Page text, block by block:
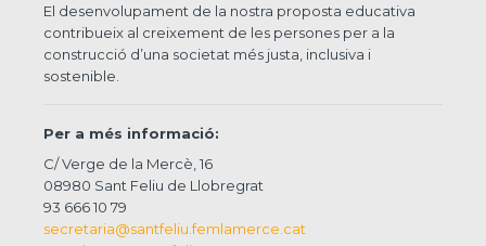
El desenvolupament de la nostra proposta educativa
contribueix al creixement de les persones per a la
construcció d’una societat més justa, inclusiva i
sostenible.
Per a més informació:
C/ Verge de la Mercè, 16
08980 Sant Feliu de Llobregrat
93 666 10 79
secretaria@santfeliu.femlamerce.cat